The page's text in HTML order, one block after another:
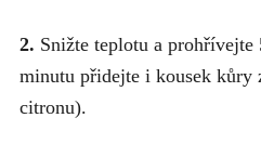
2. Snižte teplotu a
minutu přidejte i kousek kůry
citronu).